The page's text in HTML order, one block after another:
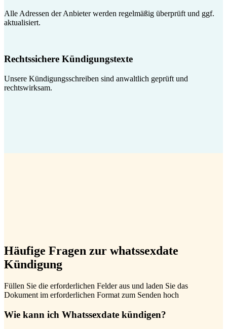
Alle Adressen der Anbieter werden regelmäßig überprüft und ggf.
aktualisiert.
Rechtssichere Kündigungstexte
Unsere Kündigungsschreiben sind anwaltlich geprüft und
rechtswirksam.
Häufige Fragen zur whatssexdate
Kündigung
Füllen Sie die erforderlichen Felder aus und laden Sie das
Dokument im erforderlichen Format zum Senden hoch
Wie kann ich Whatssexdate kündigen?